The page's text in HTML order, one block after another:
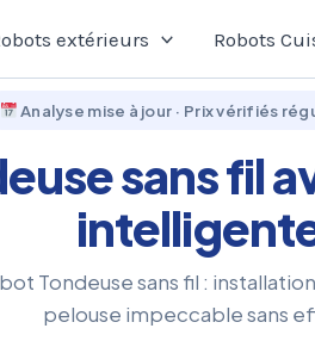
extérieurs Robots
Analyse mise à jour · Prix vérifiés
sans fil
Tondeuse sans fil :
pelouse impeccable sans